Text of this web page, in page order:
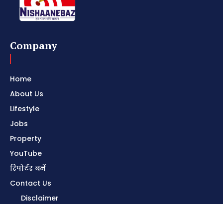
Company
Home
About Us
Lifestyle
Jobs
Property
YouTube
रिपोर्टर बनें
Contact Us
Disclaimer